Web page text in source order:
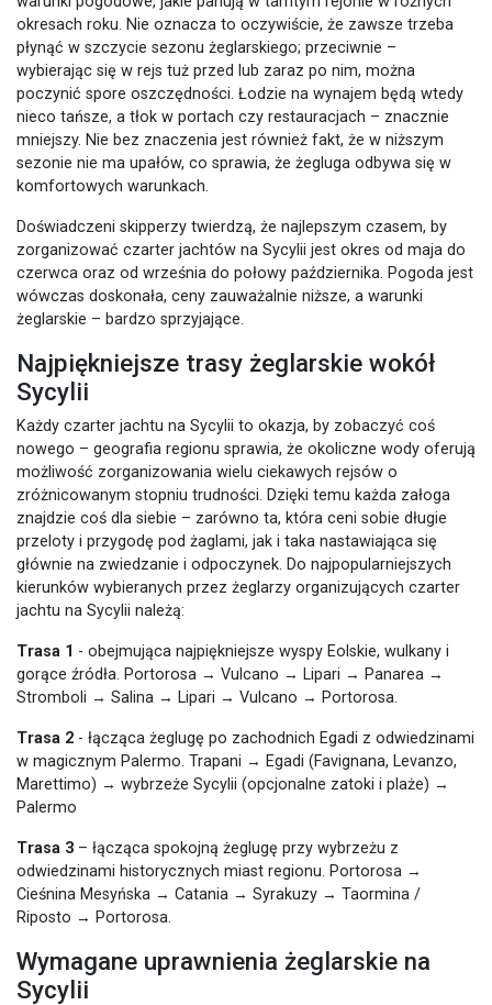
okresach roku. Nie oznacza to oczywiście, że zawsze trzeba
płynąć w szczycie sezonu żeglarskiego; przeciwnie –
wybierając się w rejs tuż przed lub zaraz po nim, można
poczynić spore oszczędności. Łodzie na wynajem będą wtedy
nieco tańsze, a tłok w portach czy restauracjach – znacznie
mniejszy. Nie bez znaczenia jest również fakt, że w niższym
sezonie nie ma upałów, co sprawia, że żegluga odbywa się w
komfortowych warunkach.
Doświadczeni skipperzy twierdzą, że najlepszym czasem, by
zorganizować czarter jachtów na Sycylii jest okres od maja do
czerwca oraz od września do połowy października. Pogoda jest
wówczas doskonała, ceny zauważalnie niższe, a warunki
żeglarskie – bardzo sprzyjające.
Najpiękniejsze trasy żeglarskie wokół
Sycylii
Każdy czarter jachtu na Sycylii to okazja, by zobaczyć coś
nowego – geografia regionu sprawia, że okoliczne wody oferują
możliwość zorganizowania wielu ciekawych rejsów o
zróżnicowanym stopniu trudności. Dzięki temu każda załoga
znajdzie coś dla siebie – zarówno ta, która ceni sobie długie
przeloty i przygodę pod żaglami, jak i taka nastawiająca się
głównie na zwiedzanie i odpoczynek. Do najpopularniejszych
kierunków wybieranych przez żeglarzy organizujących czarter
jachtu na Sycylii należą:
Trasa 1 - obejmująca najpiękniejsze wyspy Eolskie, wulkany i
gorące źródła. Portorosa → Vulcano → Lipari → Panarea →
Stromboli → Salina → Lipari → Vulcano → Portorosa.
Trasa 2 - łącząca żeglugę po zachodnich Egadi z odwiedzinami
w magicznym Palermo. Trapani → Egadi (Favignana, Levanzo,
Marettimo) → wybrzeże Sycylii (opcjonalne zatoki i plaże) →
Palermo
Trasa 3 – łącząca spokojną żeglugę przy wybrzeżu z
odwiedzinami historycznych miast regionu. Portorosa →
Cieśnina Mesyńska → Catania → Syrakuzy → Taormina /
Riposto → Portorosa.
Wymagane uprawnienia żeglarskie na
Sycylii